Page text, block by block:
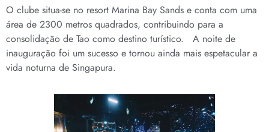
O clube situa-se no resort Marina Bay Sands e conta com uma
área de 2300 metros quadrados, contribuindo para a
consolidação de Tao como destino turístico. A noite de
inauguração foi um sucesso e tornou ainda mais espetacular a
vida noturna de Singapura.